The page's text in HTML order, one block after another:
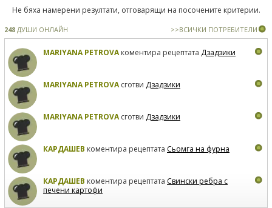
Не бяха намерени резултати, отговарящи на посочените критерии.
248 ДУШИ ОНЛАЙН >>ВСИЧКИ ПОТРЕБИТЕЛИ
MARIYANA PETROVAкоментира рецептата Дзадзики
MARIYANA PETROVAсготви Дзадзики
MARIYANA PETROVAсготви Дзадзики
КАРДАШЕВ коментира рецептата Сьомга на фурна
КАРДАШЕВ коментира рецептата Свински ребра с
печени картофи